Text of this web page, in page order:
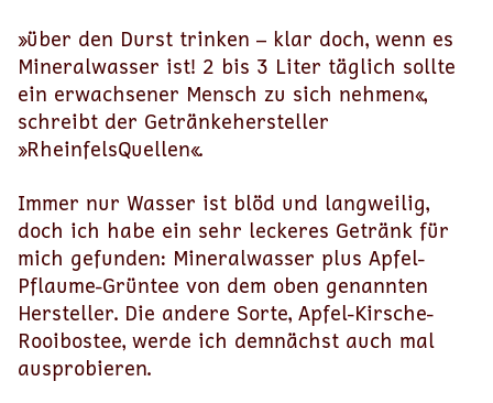
»über den Durst trinken – klar doch, wenn es
Mineralwasser ist! 2 bis 3 Liter täglich sollte
ein erwachsener Mensch zu sich nehmen«,
schreibt der Getränkehersteller
»RheinfelsQuellen«.
Immer nur Wasser ist blöd und langweilig,
doch ich habe ein sehr leckeres Getränk für
mich gefunden: Mineralwasser plus Apfel-
Pflaume-Grüntee von dem oben genannten
Hersteller. Die andere Sorte, Apfel-Kirsche-
Rooibostee, werde ich demnächst auch mal
ausprobieren.